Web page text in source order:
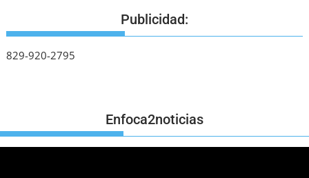
Publicidad:
829-920-2795
Enfoca2noticias